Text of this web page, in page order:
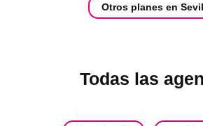
Otros planes en
Todas las